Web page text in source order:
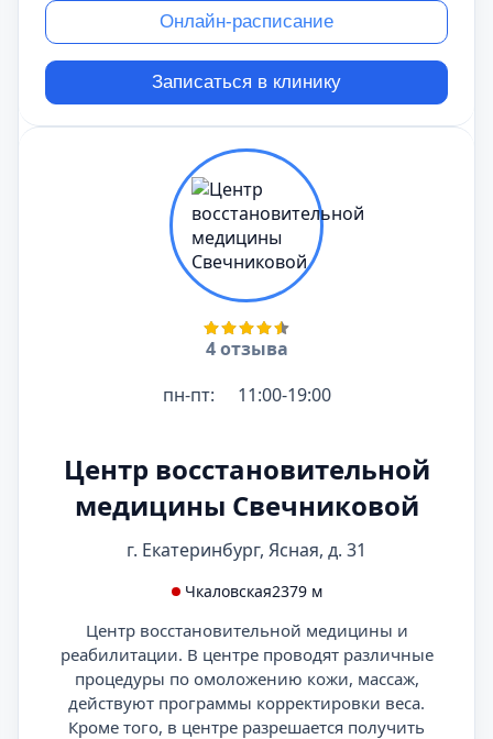
Онлайн-расписание
Записаться в клинику
4 отзыва
пн-пт:
11:00-19:00
Центр восстановительной
медицины Свечниковой
г. Екатеринбург, Ясная, д. 31
Чкаловская2379 м
Центр восстановительной медицины и
реабилитации. В центре проводят различные
процедуры по омоложению кожи, массаж,
действуют программы корректировки веса.
Кроме того, в центре разрешается получить